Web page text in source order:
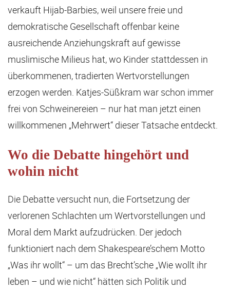
verkauft Hijab-Barbies, weil unsere freie und
demokratische Gesellschaft offenbar keine
ausreichende Anziehungskraft auf gewisse
muslimische Milieus hat, wo Kinder stattdessen in
überkommenen, tradierten Wertvorstellungen
erzogen werden. Katjes-Süßkram war schon immer
frei von Schweinereien – nur hat man jetzt einen
willkommenen „Mehrwert“ dieser Tatsache entdeckt.
Wo die Debatte hingehört und
wohin nicht
Die Debatte versucht nun, die Fortsetzung der
verlorenen Schlachten um Wertvorstellungen und
Moral dem Markt aufzudrücken. Der jedoch
funktioniert nach dem Shakespeare’schem Motto
„Was ihr wollt“ – um das Brecht’sche „Wie wollt ihr
leben – und wie nicht“ hätten sich Politik und